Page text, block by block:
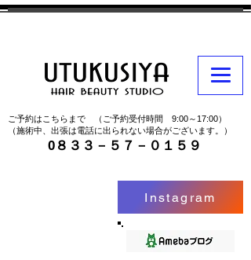
ご予約はこちらまで （ご予約受付時間 9:00～17:00）
（施術中、出張は電話に出られない場合がございます。）
0８３３－５７－０１５９
Instagram